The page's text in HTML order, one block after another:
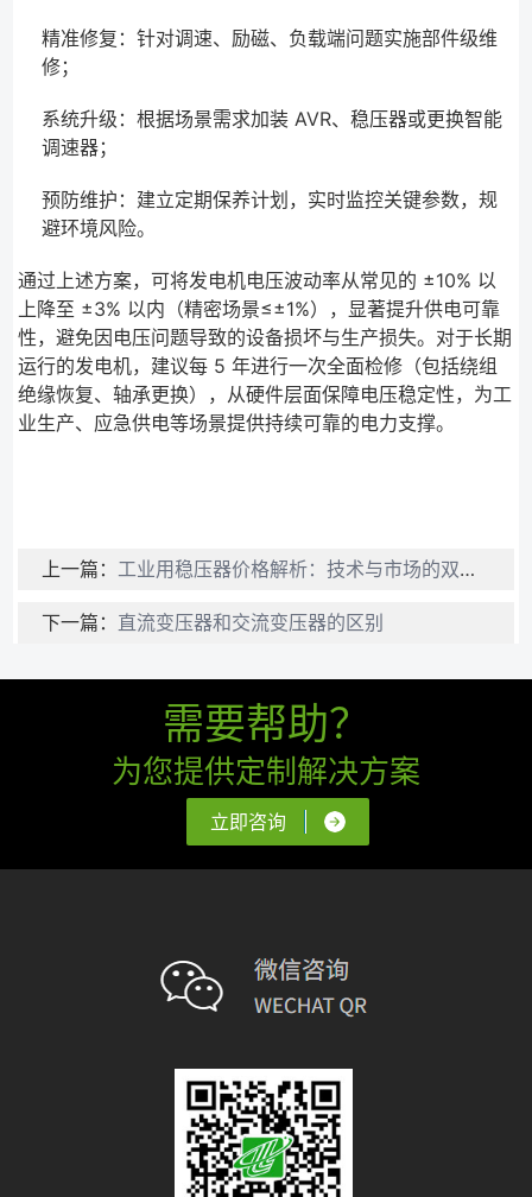
精准修复：针对调速、励磁、负载端问题实施部件级维
修；
系统升级：根据场景需求加装 AVR、稳压器或更换智能
调速器；
预防维护：建立定期保养计划，实时监控关键参数，规
避环境风险。
通过上述方案，可将发电机电压波动率从常见的 ±10% 以
上降至 ±3% 以内（精密场景≤±1%），显著提升供电可靠
性，避免因电压问题导致的设备损坏与生产损失。对于长期
运行的发电机，建议每 5 年进行一次全面检修（包括绕组
绝缘恢复、轴承更换），从硬件层面保障电压稳定性，为工
业生产、应急供电等场景提供持续可靠的电力支撑。
上一篇： 工业用稳压器价格解析：技术与市场的双重维度
下一篇： 直流变压器和交流变压器的区别
需要帮助？
为您提供定制解决方案
立即咨询